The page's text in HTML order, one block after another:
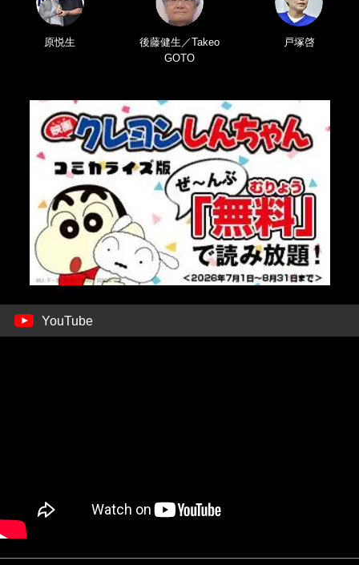
原悦生
後藤健生／Takeo
GOTO
戸塚啓
YouTube